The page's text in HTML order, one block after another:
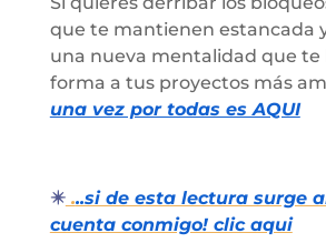
que te mantienen estancada
una nueva mentalidad que te
forma a tus proyectos más
una vez por todas es AQUI
✴️...si de esta lectura surge
cuenta conmigo! clic aqui